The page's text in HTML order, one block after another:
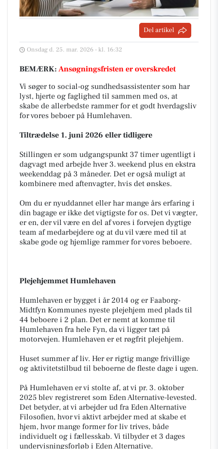
Del artikel
Onsdag d. 25. mar. 2026 - kl. 16:32
BEMÆRK: Ansøgningsfristen er overskredet
Vi søger to social-og sundhedsassistenter som har
lyst, hjerte og faglighed til sammen med os, at
skabe de allerbedste rammer for et godt hverdagsliv
for vores beboer på Humlehaven.
Tiltrædelse 1. juni 2026 eller tidligere
Stillingen er som udgangspunkt 37 timer ugentligt i
dagvagt med arbejde hver 3. weekend plus en ekstra
weekenddag på 3 måneder. Det er også muligt at
kombinere med aftenvagter, hvis det ønskes.
Om du er nyuddannet eller har mange års erfaring i
din bagage er ikke det vigtigste for os. Det vi vægter,
er en, der vil være en del af vores i forvejen dygtige
team af medarbejdere og at du vil være med til at
skabe gode og hjemlige rammer for vores beboere.
Plejehjemmet Humlehaven
Humlehaven er bygget i år 2014 og er Faaborg-
Midtfyn Kommunes nyeste plejehjem med plads til
44 beboere i 2 plan. Det er nemt at komme til
Humlehaven fra hele Fyn, da vi ligger tæt på
motorvejen. Humlehaven er et røgfrit plejehjem.
Huset summer af liv. Her er rigtig mange frivillige
og aktivitetstilbud til beboerne de fleste dage i ugen.
På Humlehaven er vi stolte af, at vi pr. 3. oktober
2025 blev registreret som Eden Alternative-levested.
Det betyder, at vi arbejder ud fra Eden Alternative
Filosofien, hvor vi aktivt arbejder med at skabe et
hjem, hvor mange former for liv trives, både
individuelt og i fællesskab. Vi tilbyder et 3 dages
undervisningsforløb i Eden Alternative.